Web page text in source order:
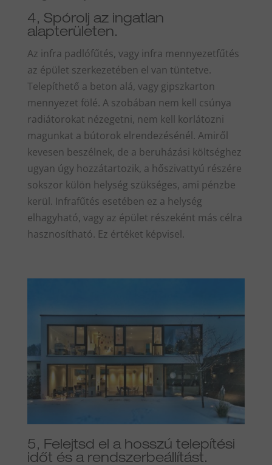
4, Spórolj az ingatlan
alapterületen.
Az infra padlófűtés, vagy infra mennyezetfűtés
az épület szerkezetében el van tüntetve.
Telepíthető a beton alá, vagy gipszkarton
mennyezet fölé. A szobában nem kell csúnya
radiátorokat nézegetni, nem kell korlátozni
magunkat a bútorok elrendezésénél. Amiről
kevesen beszélnek, de a beruházási költséghez
ugyan úgy hozzátartozik, a hőszivattyú részére
sokszor külön helység szükséges, ami pénzbe
kerül. Infrafűtés esetében ez a helység
elhagyható, vagy az épület részeként más célra
hasznosítható. Ez értéket képvisel.
5, Felejtsd el a hosszú telepítési
időt és a rendszerbeállítást.